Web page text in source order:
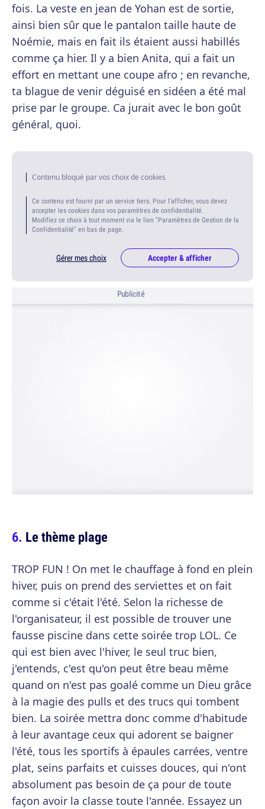
fois. La veste en jean de Yohan est de sortie,
ainsi bien sûr que le pantalon taille haute de
Noémie, mais en fait ils étaient aussi habillés
comme ça hier. Il y a bien Anita, qui a fait un
effort en mettant une coupe afro ; en revanche,
ta blague de venir déguisé en sidéen a été mal
prise par le groupe. Ca jurait avec le bon goût
général, quoi.
Contenu bloqué par vos choix de cookies
Ce contenu est fourni par un service tiers. Pour l'afficher, vous devez
accepter les cookies dans vos paramètres de confidentialité.
Modifiez ce choix à tout moment via le lien "Paramètres de Gestion de la
Confidentialité" en bas de page.
Gérer mes choix Accepter & afficher
Publicité
Le thème plage
TROP FUN ! On met le chauffage à fond en plein
hiver, puis on prend des serviettes et on fait
comme si c'était l'été. Selon la richesse de
l'organisateur, il est possible de trouver une
fausse piscine dans cette soirée trop LOL. Ce
qui est bien avec l'hiver, le seul truc bien,
j'entends, c'est qu'on peut être beau même
quand on n'est pas goalé comme un Dieu grâce
à la magie des pulls et des trucs qui tombent
bien. La soirée mettra donc comme d'habitude
à leur avantage ceux qui adorent se baigner
l'été, tous les sportifs à épaules carrées, ventre
plat, seins parfaits et cuisses douces, qui n'ont
absolument pas besoin de ça pour de toute
façon avoir la classe toute l'année. Essayez un